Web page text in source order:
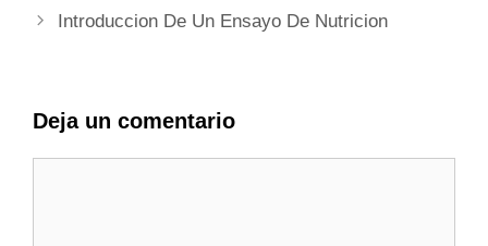
Introduccion De Un Ensayo De Nutricion
Deja un comentario